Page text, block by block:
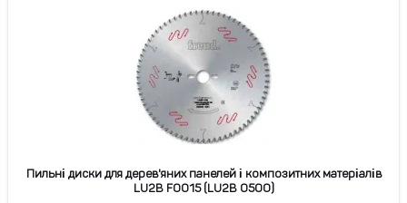
Пильні диски для дерев'яних панелей і композитних матеріалів
LU2B F0015 (LU2B 0500)